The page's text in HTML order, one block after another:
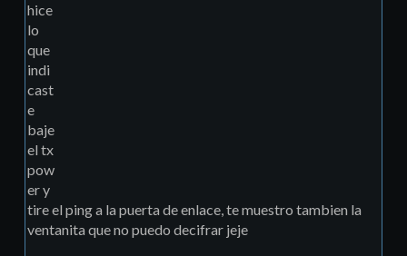
hice
lo
que
indi
cast
e
baje
el tx
pow
er y
tire el ping a la puerta de enlace, te muestro tambien la
ventanita que no puedo decifrar jeje